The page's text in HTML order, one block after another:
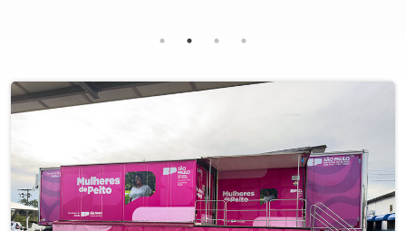
SESI, ampliando o acesso à educação e oferecendo uma
retomar os estudos.A última turma da Educação de
Jovens e Adultos formada pelo município foi em 2016,
oferecida em Sete Barras e, a partir de agosto de 2025,
passou por uma importante ampliação. Em parceria
com o SESI, a Prefeitura passou a disponibilizar também
o Ensino Fundamental II (6º ao 9º ano) e o Ensino
Médio, ampliando significativamente as oportunidades
para que jovens e adultos concluam sua formação.A